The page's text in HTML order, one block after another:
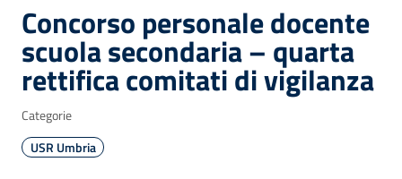
Concorso personale docente
scuola secondaria – quarta
rettifica comitati di vigilanza
Categorie
USR Umbria